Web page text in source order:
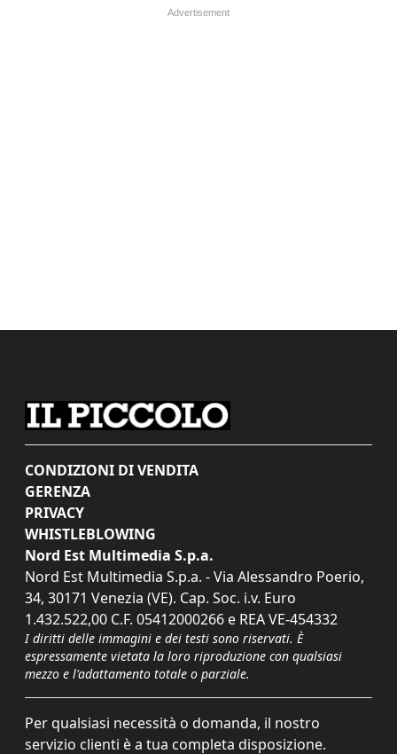
CONDIZIONI DI VENDITA
GERENZA
PRIVACY
WHISTLEBLOWING
Nord Est Multimedia S.p.a.
Nord Est Multimedia S.p.a. - Via Alessandro Poerio,
34, 30171 Venezia (VE). Cap. Soc. i.v. Euro
1.432.522,00 C.F. 05412000266 e REA VE-454332
I diritti delle immagini e dei testi sono riservati. È
espressamente vietata la loro riproduzione con qualsiasi
mezzo e l'adattamento totale o parziale.
Per qualsiasi necessità o domanda, il nostro
servizio clienti è a tua completa disposizione.